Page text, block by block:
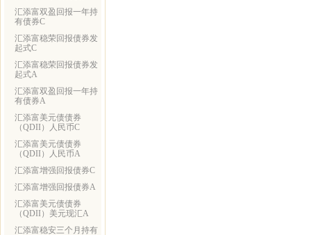
汇添富双盈回报一年持
有债券C
汇添富稳荣回报债券发
起式C
汇添富稳荣回报债券发
起式A
汇添富双盈回报一年持
有债券A
汇添富美元债债券
（QDII）人民币C
汇添富美元债债券
（QDII）人民币A
汇添富增强回报债券C
汇添富增强回报债券A
汇添富美元债债券
（QDII）美元现汇A
汇添富稳安三个月持有